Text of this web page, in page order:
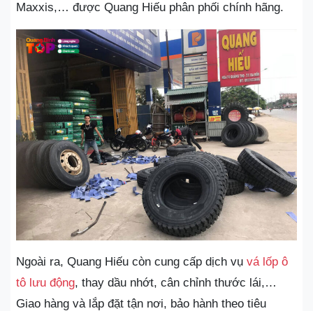
Maxxis,… được Quang Hiếu phân phối chính hãng.
Ngoài ra, Quang Hiếu còn cung cấp dịch vụ vá lốp ô
tô lưu động, thay dầu nhớt, cân chỉnh thước lái,…
Giao hàng và lắp đặt tận nơi, bảo hành theo tiêu